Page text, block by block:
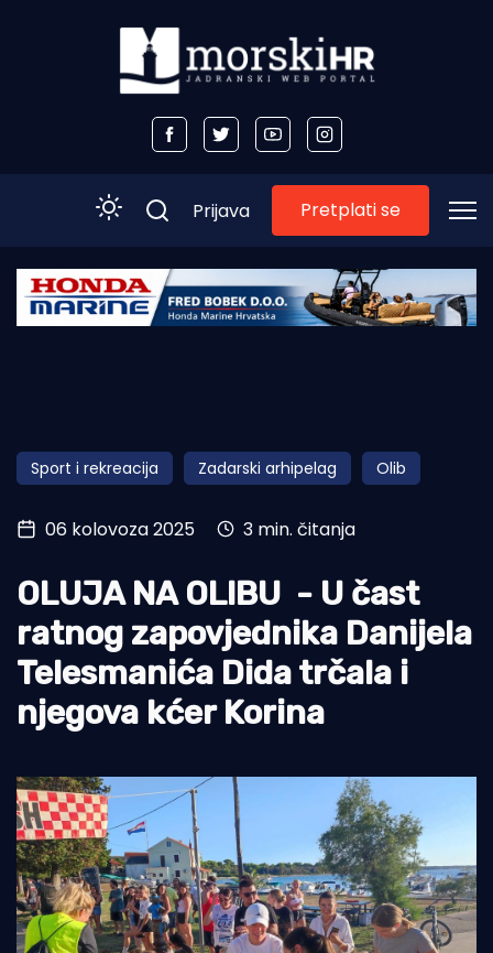
Početna
Obala
Otoci
Turizam i nautika
Pomorstvo
Ribolov
Ekologija
Tradicija i kultura
Prijava Pretplati se
Sport i rekreacija Zadarski arhipelag Olib
06 kolovoza 2025 3 min. čitanja
OLUJA NA OLIBU - U čast
ratnog zapovjednika Danijela
Telesmanića Dida trčala i
njegova kćer Korina